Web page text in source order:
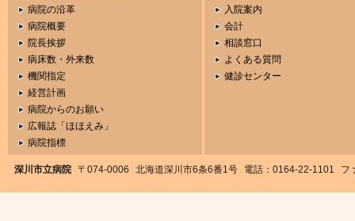
病院の沿革
病院概要
院長挨拶
病床数・外来数
機関指定
経営計画
病院からのお願い
広報誌「ほほえみ」
病院指標
入院案内
会計
相談窓口
よくある質問
健診センター
深川市立病院 〒074-0006 北海道深川市6条6番1号 電話：0164-22-1101 フ